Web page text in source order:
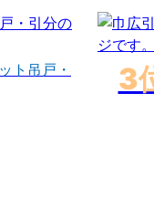
ト吊戸・